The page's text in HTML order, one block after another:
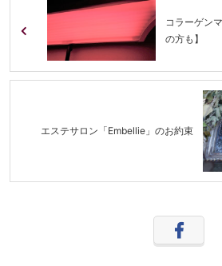
コラーゲン
の方も】
エステサロン「Embellie」のお約束